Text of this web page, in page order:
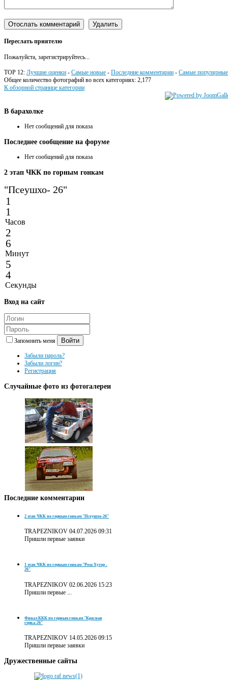
Переслать приятелю
Пожалуйста, зарегистрируйтесь...
TOP 12: Лучшие оценки - Самые новые - Последние комментарии - Самые популярные
Общее количество фотографий во всех категориях: 2,177
К обзорной странице категории
В барахолке
Нет сообщений для показа
Последнее сообщение на форуме
Нет сообщений для показа
2 этап ЧКК по горным гонкам
"Псеушхо- 26"
1
1
Часов
2
6
Минут
5
4
Секунды
Вход на сайт
Запомнить меня Войти
Забыли пароль?
Забыли логин?
Регистрация
Случайные фото из фотогалереи
Последние комментарии
2 этап ЧКК по горным гонкам "Псеушхо-26"
TRAPEZNIKOV 04.07.2026 09:31
Пришли первые заявки
1 этап ЧКК по горным гонкам "Роза Хутор -
26"
TRAPEZNIKOV 02.06.2026 15:23
Пришли первые ...
Финал ККК по горным гонкам "Красная
горка-26"
TRAPEZNIKOV 14.05.2026 09:15
Пришли первые заявки
Дружественные сайты